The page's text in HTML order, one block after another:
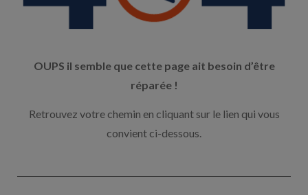
OUPS il semble que cette page ait besoin d’être
réparée !
Retrouvez votre chemin en cliquant sur le lien qui vous
convient ci-dessous.